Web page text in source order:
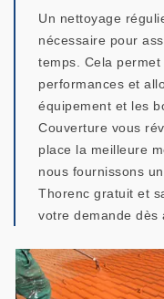
Un nettoyage
nécessaire pour
temps. Cela
performances et
équipement et les
Couverture vous
place la meilleure
nous fournissons
Thorenc gratuit et
votre demande dès